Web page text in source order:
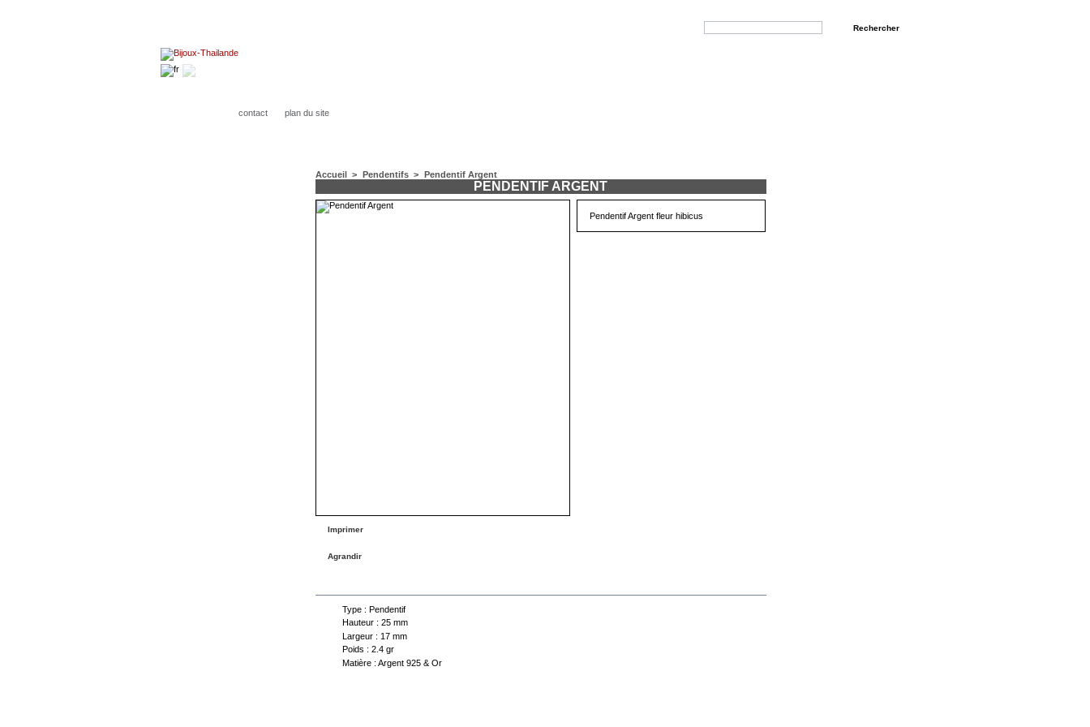
contact plan du site
Accueil > Pendentifs > Pendentif Argent
PENDENTIF ARGENT
Imprimer
Agrandir
Pendentif Argent fleur hibicus
Type : Pendentif
Hauteur : 25 mm
Largeur : 17 mm
Poids : 2.4 gr
Matière : Argent 925 & Or